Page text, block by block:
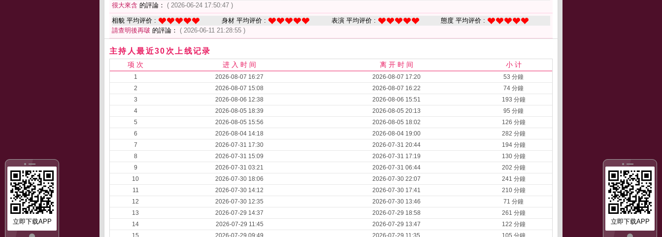
立即下载APP
立即下载APP
很大來含 的評論： ( 2026-06-24 17:50:47 )
相貌 平均评价 : 身材 平均评价 : 表演 平均评价 :
態度 平均评价 :
請查明後再啵 的評論： ( 2026-06-11 21:28:55 )
主持人最近30次上线记录
项 次 进 入 时 间 离 开 时 间 小 计
1 2026-08-07 16:27 2026-08-07 17:20
53 分鐘
2
2026-08-07 15:08 2026-08-07 16:22
74 分鐘
3
2026-08-06 12:38 2026-08-06 15:51
193 分鐘
4
2026-08-05 18:39 2026-08-05 20:13
95 分鐘
5
2026-08-05 15:56 2026-08-05 18:02
126 分鐘
6
2026-08-04 14:18 2026-08-04 19:00
282 分鐘
7
2026-07-31 17:30 2026-07-31 20:44
194 分鐘
8
2026-07-31 15:09 2026-07-31 17:19
130 分鐘
9
2026-07-31 03:21 2026-07-31 06:44
202 分鐘
10
2026-07-30 18:06 2026-07-30 22:07
241 分鐘
11
2026-07-30 14:12 2026-07-30 17:41
210 分鐘
12
2026-07-30 12:35 2026-07-30 13:46
71 分鐘
13
2026-07-29 14:37 2026-07-29 18:58
261 分鐘
14
2026-07-29 11:45 2026-07-29 13:47
122 分鐘
15
2026-07-29 09:49 2026-07-29 11:35 105 分鐘